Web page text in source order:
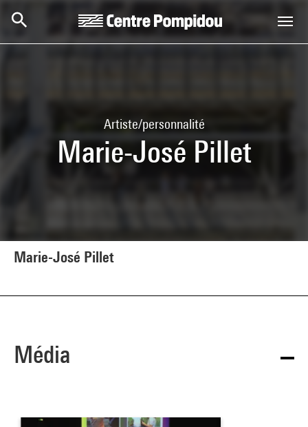
Artiste/personnalité
Marie-José Pillet
Marie-José Pillet
Média